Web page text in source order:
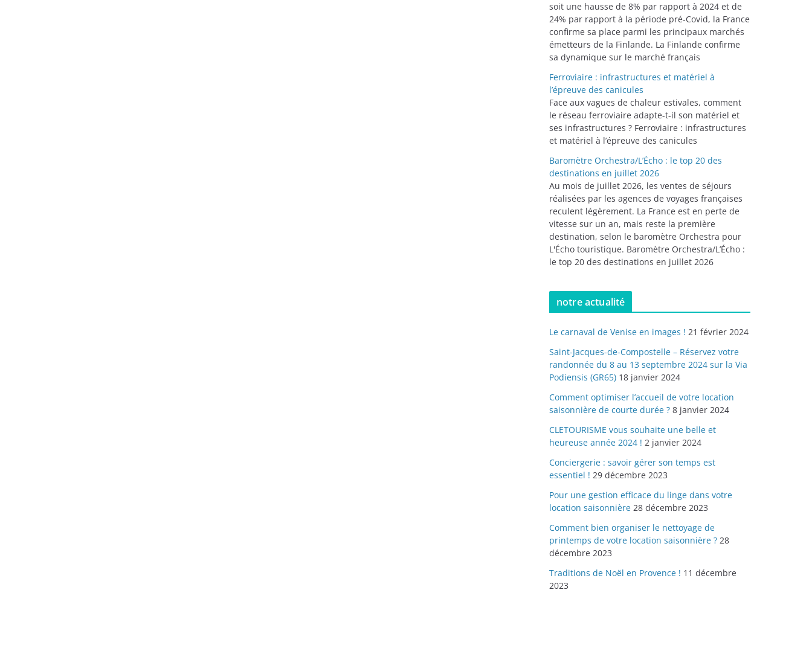
soit une hausse de 8% par rapport à 2024 et de
24% par rapport à la période pré-Covid, la France
confirme sa place parmi les principaux marchés
émetteurs de la Finlande. La Finlande confirme
sa dynamique sur le marché français
Ferroviaire : infrastructures et matériel à
l’épreuve des canicules
Face aux vagues de chaleur estivales, comment
le réseau ferroviaire adapte-t-il son matériel et
ses infrastructures ? Ferroviaire : infrastructures
et matériel à l’épreuve des canicules
Baromètre Orchestra/L’Écho : le top 20 des
destinations en juillet 2026
Au mois de juillet 2026, les ventes de séjours
réalisées par les agences de voyages françaises
reculent légèrement. La France est en perte de
vitesse sur un an, mais reste la première
destination, selon le baromètre Orchestra pour
L'Écho touristique. Baromètre Orchestra/L’Écho :
le top 20 des destinations en juillet 2026
notre actualité
Le carnaval de Venise en images ! 21 février 2024
Saint-Jacques-de-Compostelle – Réservez votre
randonnée du 8 au 13 septembre 2024 sur la Via
Podiensis (GR65) 18 janvier 2024
Comment optimiser l’accueil de votre location
saisonnière de courte durée ? 8 janvier 2024
CLETOURISME vous souhaite une belle et
heureuse année 2024 ! 2 janvier 2024
Conciergerie : savoir gérer son temps est
essentiel ! 29 décembre 2023
Pour une gestion efficace du linge dans votre
location saisonnière 28 décembre 2023
Comment bien organiser le nettoyage de
printemps de votre location saisonnière ? 28
décembre 2023
Traditions de Noël en Provence ! 11 décembre
2023